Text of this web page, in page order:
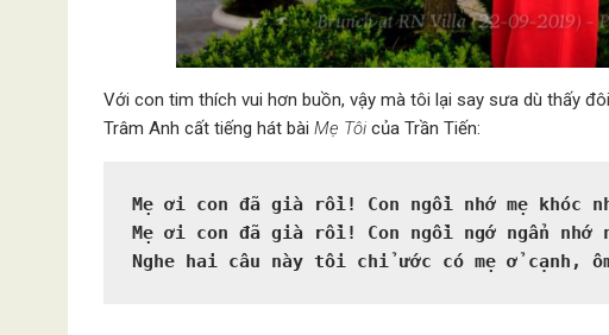
Với con tim thích vui hơn buồn, vậy mà tôi lại say sưa dù thấy
Trâm Anh cất tiếng hát bài Mẹ Tôi của Trần Tiến:
Mẹ ơi con đã già rồi! Con ngồi nhớ mẹ khóc
Mẹ ơi con đã già rồi! Con ngồi ngớ ngẩn nhớ
Nghe hai câu này tôi chỉ ước có mẹ ở cạnh,